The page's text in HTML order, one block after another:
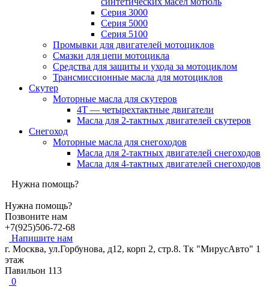
Серия 3000
Серия 5000
Серия 5100
Промывки для двигателей мотоциклов
Смазки для цепи мотоцикла
Средства для защиты и ухода за мотоциклом
Трансмиссионные масла для мотоциклов
Скутер
Моторные масла для скутеров
4Т — четырехтактные двигатели
Масла для 2-тактных двигателей скутеров
Снегоход
Моторные масла для снегоходов
Масла для 2-тактных двигателей снегоходов
Масла для 4-тактных двигателей снегоходов
Нужна помощь?
Нужна помощь?
Позвоните нам
+7(925)506-72-68
Напишите нам
г. Москва, ул.Горбунова, д12, корп 2, стр.8. Тк "МирусАвто" 1
этаж
Павильон 113
0